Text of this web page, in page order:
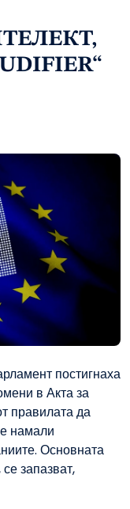
постигнаха
в Акта за
правилата да
намали
Основната
запазват,